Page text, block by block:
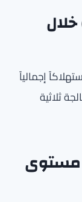
إجمالياً
ثلاثية
مستوى